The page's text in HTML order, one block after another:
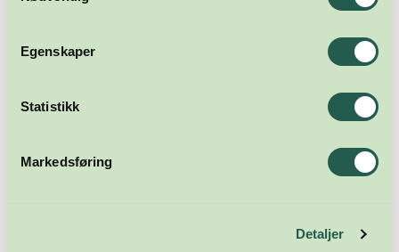
Egenskaper
Statistikk
Markedsføring
Detaljer